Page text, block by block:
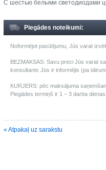
С шестью белыми светодиодами
Piegādes noteikumi:
Noformējot pasūtījumu, Jūs varat
BEZMAKSAS: Savu preci Jūs varat
konsultants Jūs ir informējis (pa
KURJERS: pēc maksājuma
Piegādes termiņš ir 1 – 3 darba
« Atpakaļ uz sarakstu